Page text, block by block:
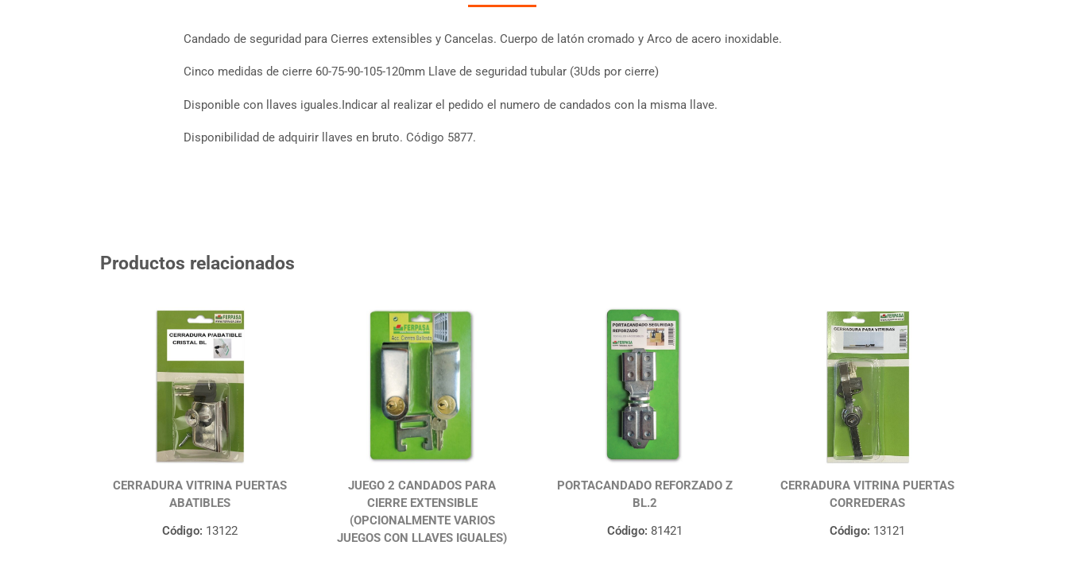
Candado de seguridad para Cierres extensibles y Cancelas. Cuerpo de latón cromado y Arco de acero inoxidable.
Cinco medidas de cierre 60-75-90-105-120mm Llave de seguridad tubular (3Uds por cierre)
Disponible con llaves iguales.Indicar al realizar el pedido el numero de candados con la misma llave.
Disponibilidad de adquirir llaves en bruto. Código 5877.
Productos relacionados
CERRADURA VITRINA PUERTAS
ABATIBLES
Código: 13122
JUEGO 2 CANDADOS PARA
CIERRE EXTENSIBLE
(OPCIONALMENTE VARIOS
JUEGOS CON LLAVES IGUALES)
PORTACANDADO REFORZADO Z
BL.2
Código: 81421
CERRADURA VITRINA PUERTAS
CORREDERAS
Código: 13121